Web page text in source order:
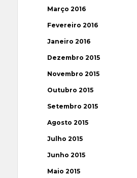
Março 2016
Fevereiro 2016
Janeiro 2016
Dezembro 2015
Novembro 2015
Outubro 2015
Setembro 2015
Agosto 2015
Julho 2015
Junho 2015
Maio 2015